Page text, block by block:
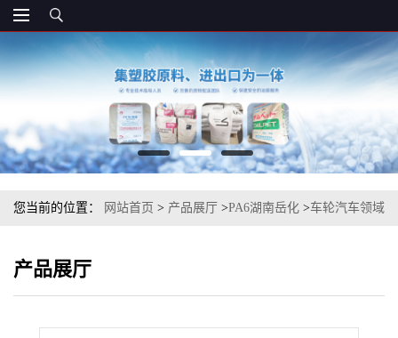
您当前的位置： 网站首页 > 产品展厅 >PA6湖南岳化 >车轮汽车领域
产品展厅